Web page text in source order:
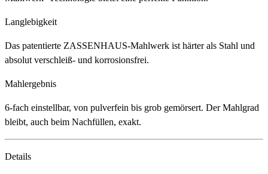
Langlebigkeit
Das patentierte ZASSENHAUS-Mahlwerk ist härter als Stahl und
absolut verschleiß- und korrosionsfrei.
Mahlergebnis
6-fach einstellbar, von pulverfein bis grob gemörsert. Der Mahlgrad
bleibt, auch beim Nachfüllen, exakt.
Details